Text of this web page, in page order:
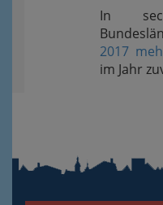
In
2017
im Jahr